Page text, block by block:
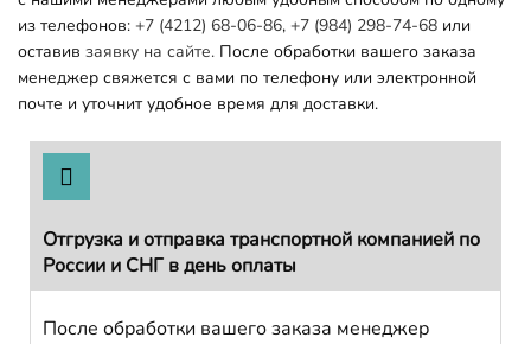
из телефонов: +7 (4212) 68-06-86, +7 (984) 298-74-68 или
оставив заявку на сайте. После обработки вашего заказа
менеджер свяжется с вами по телефону или электронной
почте и уточнит удобное время для доставки.
Отгрузка и отправка транспортной компанией по
России и СНГ в день оплаты
После обработки вашего заказа менеджер